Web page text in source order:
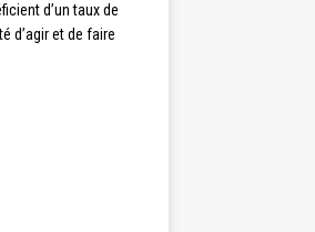
d’un taux de
d’agir et de faire